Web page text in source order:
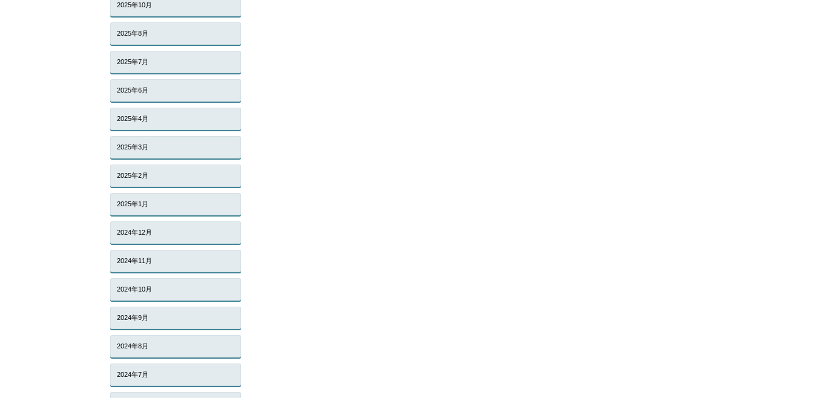
2025年10月
2025年8月
2025年7月
2025年6月
2025年4月
2025年3月
2025年2月
2025年1月
2024年12月
2024年11月
2024年10月
2024年9月
2024年8月
2024年7月